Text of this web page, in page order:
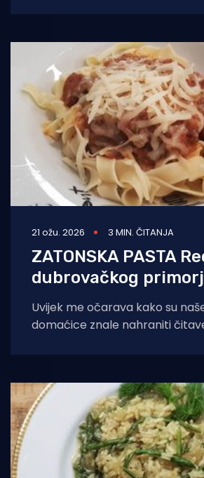
njegovu
21 ožu. 2026 3 MIN. ČITANJA
ZATONSKA PASTA
dubrovačkog
Uvijek me očarava kako su
domaćice znale nahraniti